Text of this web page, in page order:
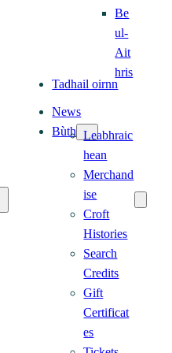
Be
ul-
Ait
hris
Tadhail oirnn
News
Bùth Leabhraic
hean
Merchand
ise
Croft
Histories
Search
Credits
Gift
Certificat
es